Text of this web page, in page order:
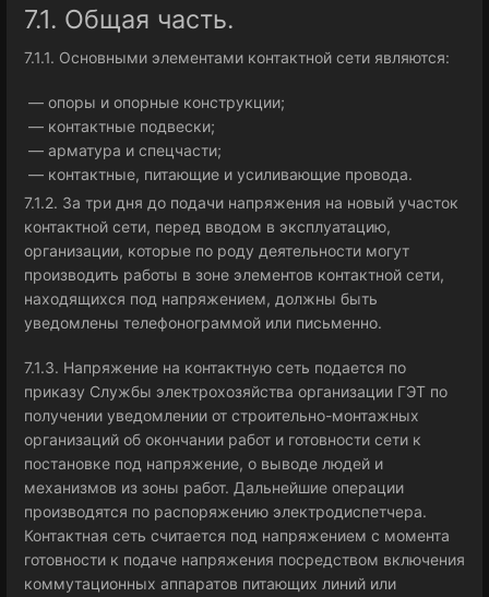
7.1. Общая часть.
7.1.1. Основными элементами контактной сети являются:
— опоры и опорные конструкции;
— контактные подвески;
— арматура и спецчасти;
— контактные, питающие и усиливающие провода.
7.1.2. За три дня до подачи напряжения на новый участок
контактной сети, перед вводом в эксплуатацию,
организации, которые по роду деятельности могут
производить работы в зоне элементов контактной сети,
находящихся под напряжением, должны быть
уведомлены телефонограммой или письменно.
7.1.3. Напряжение на контактную сеть подается по
приказу Службы электрохозяйства организации ГЭТ по
получении уведомлении от строительно-монтажных
организаций об окончании работ и готовности сети к
постановке под напряжение, о выводе людей и
механизмов из зоны работ. Дальнейшие операции
производятся по распоряжению электродиспетчера.
Контактная сеть считается под напряжением с момента
готовности к подаче напряжения посредством включения
коммутационных аппаратов питающих линий или